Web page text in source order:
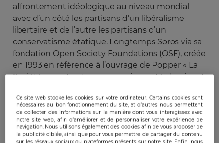
affrontement idéologique au niveau mondial
avec d’un côté les partisans d’un libéralisme
libertaire et de l’autre les partisans d’un
conservatisme étatique. Longtemps Soros via sa
fondation Open Society Foundations (OSF), créée
en 1993 en référence à l’ouvrage de Popper « La
Société ouverte et ses ennemis » a été dominant
presque sans opposition du point de vue de la
guerre informationnelle. Mais cette emprise de
Soros liée à une parfaite maîtrise des médias et à
une utilisation optimale des organisations non
Ce site web stocke les cookies sur votre ordinateur. Certains cookies sont
nécessaires au bon fonctionnement du site, et d’autres nous permettent
de collecter des informations sur la manière dont vous interagissez avec
notre site web, afin d’améliorer et de personnaliser votre expérience de
navigation. Nous utilisons également des cookies afin de vous proposer de
la publicité ciblée, ainsi que pour vous permettre de partager du contenu
sur les réseaux sociaux ou plateformes présents sur notre site. Enfin, nous